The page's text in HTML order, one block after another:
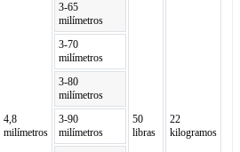
4,8
milímetros
50
libras
22
kilogramos
3-65
milímetros
3-70
milímetros
3-80
milímetros
3-90
milímetros